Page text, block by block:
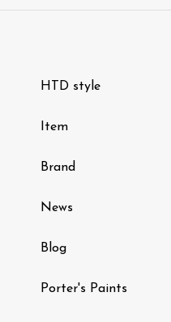
HTD style
Item
Brand
News
Blog
Porter's Paints